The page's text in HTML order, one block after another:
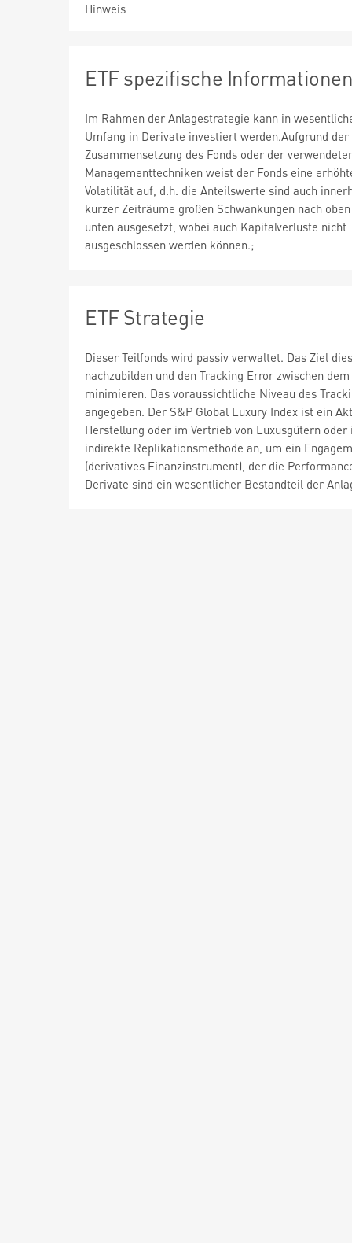
Hinweis
ETF spezifische
Im Rahmen der Anlagestrategie kann in
Umfang in Derivate investiert werden.Aufgrund der
Zusammensetzung des Fonds oder der
Managementtechniken weist der Fonds eine
Volatilität auf, d.h. die Anteilswerte sind auch
kurzer Zeiträume großen Schwankungen nach
unten ausgesetzt, wobei auch Kapitalverluste nicht
ausgeschlossen werden können.;
ETF Strategie
Dieser Teilfonds wird passiv verwaltet. Das Ziel
nachzubilden und den Tracking Error zwischen
minimieren. Das voraussichtliche Niveau des
angegeben. Der S&P Global Luxury Index ist ein
Herstellung oder im Vertrieb von Luxusgütern
indirekte Replikationsmethode an, um ein
(derivatives Finanzinstrument), der die
Derivate sind ein wesentlicher Bestandteil der